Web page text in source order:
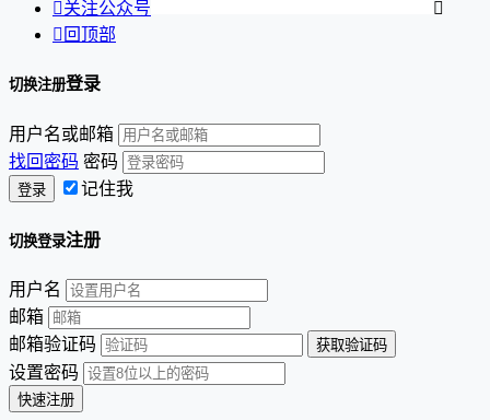
关注公众号

 回顶部
切换注册登录
用户名或邮箱
找回密码 密码
记住我
切换登录注册
用户名
邮箱
邮箱验证码
设置密码